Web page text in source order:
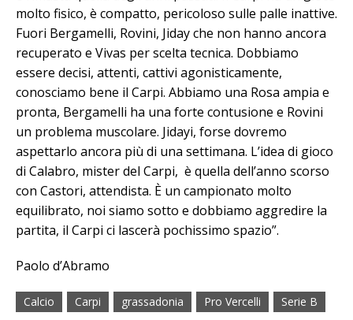
molto fisico, è compatto, pericoloso sulle palle inattive.
Fuori Bergamelli, Rovini, Jiday che non hanno ancora
recuperato e Vivas per scelta tecnica. Dobbiamo
essere decisi, attenti, cattivi agonisticamente,
conosciamo bene il Carpi. Abbiamo una Rosa ampia e
pronta, Bergamelli ha una forte contusione e Rovini
un problema muscolare. Jidayi, forse dovremo
aspettarlo ancora più di una settimana. L’idea di gioco
di Calabro, mister del Carpi, è quella dell’anno scorso
con Castori, attendista. È un campionato molto
equilibrato, noi siamo sotto e dobbiamo aggredire la
partita, il Carpi ci lascerà pochissimo spazio”.
Paolo d’Abramo
Calcio Carpi grassadonia Pro Vercelli Serie B